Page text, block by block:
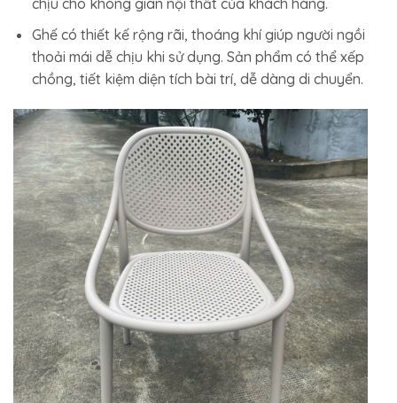
chịu cho không gian nội thất của khách hàng.
Ghế có thiết kế rộng rãi, thoáng khí giúp người ngồi
thoải mái dễ chịu khi sử dụng. Sản phẩm có thể xếp
chồng, tiết kiệm diện tích bài trí, dễ dàng di chuyển.